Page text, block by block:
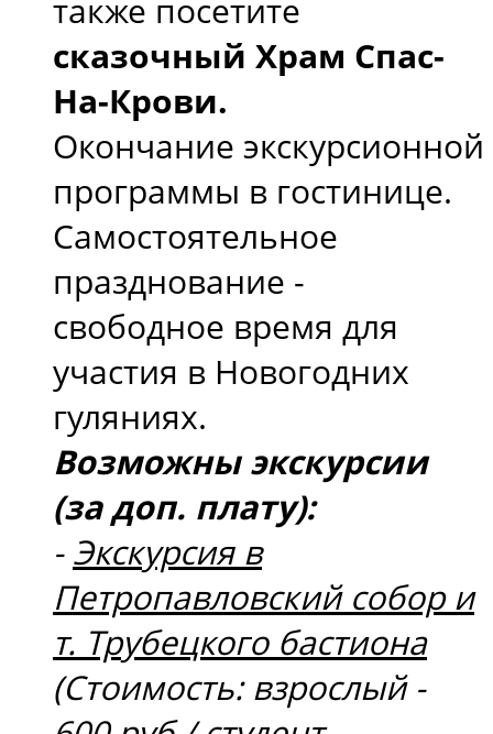
также посетите
сказочный Храм Спас-
На-Крови.
Окончание экскурсионной
программы в гостинице.
Самостоятельное
празднование -
свободное время для
участия в Новогодних
гуляниях.
Возможны экскурсии
(за доп. плату):
-Экскурсия в
Петропавловский собор и
т. Трубецкого бастиона
(Стоимость: взрослый -